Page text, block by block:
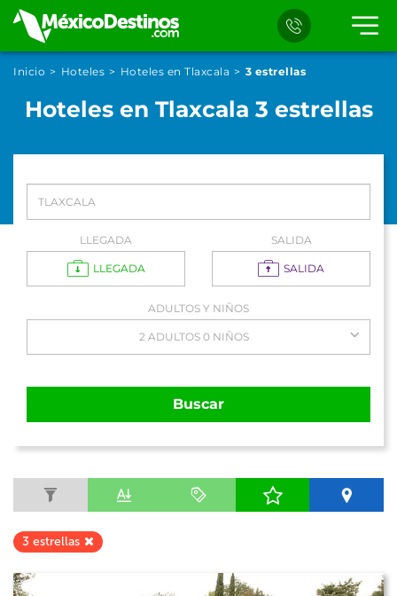
Inicio Hoteles Hoteles en Tlaxcala 3 estrellas
Hoteles en Tlaxcala 3 estrellas
LLEGADA
LLEGADA
SALIDA
SALIDA
ADULTOS Y NIÑOS
2 ADULTOS 0 NIÑOS
Buscar
3 estrellas